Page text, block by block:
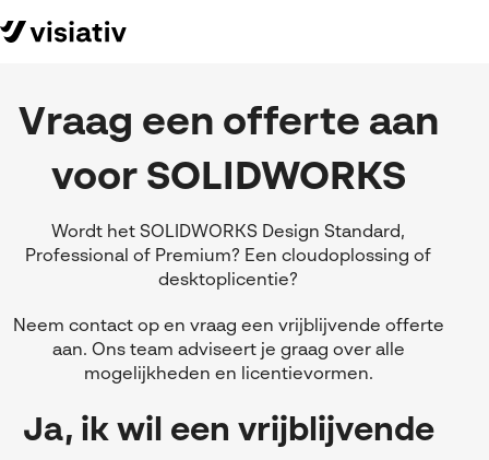
Vraag een offerte aan
voor SOLIDWORKS
Wordt het SOLIDWORKS Design Standard,
Professional of Premium? Een cloudoplossing of
desktoplicentie?
Neem contact op en vraag een vrijblijvende offerte
aan. Ons team adviseert je graag over alle
mogelijkheden en licentievormen.
Ja, ik wil een vrijblijvende